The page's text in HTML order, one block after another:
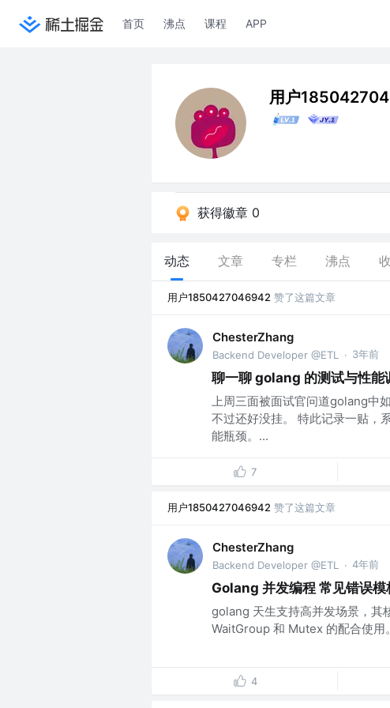
首页 沸点 课程 APP
用户
获得徽章 0
动态 文章 专栏 沸点
用户1850427046942 赞了这篇文章
ChesterZhang
Backend Developer @ETL · 3年前
聊一聊 golang 的测试与性能
上周三面被面试官问道golang中
不过还好没挂。 特此记录一贴，
能瓶颈。...
7
用户1850427046942 赞了这篇文章
ChesterZhang
Backend Developer @ETL · 4年前
Golang 并发编程 常见错误
golang 天生支持高并发场景，其
WaitGroup 和 Mutex 的配合使用
4